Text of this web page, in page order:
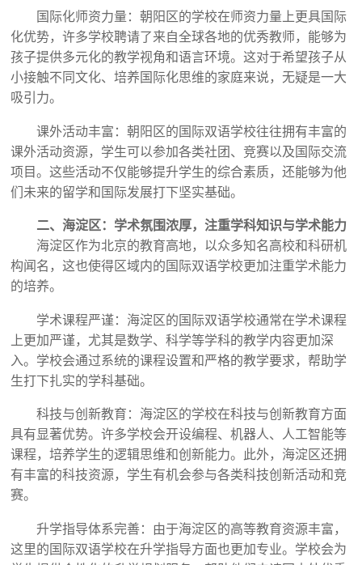
国际化师资力量：朝阳区的学校在师资力量上更具国际
化优势，许多学校聘请了来自全球各地的优秀教师，能够为
孩子提供多元化的教学视角和语言环境。这对于希望孩子从
小接触不同文化、培养国际化思维的家庭来说，无疑是一大
吸引力。
课外活动丰富：朝阳区的国际双语学校往往拥有丰富的
课外活动资源，学生可以参加各类社团、竞赛以及国际交流
项目。这些活动不仅能够提升学生的综合素质，还能够为他
们未来的留学和国际发展打下坚实基础。
二、海淀区：学术氛围浓厚，注重学科知识与学术能力
海淀区作为北京的教育高地，以众多知名高校和科研机
构闻名，这也使得区域内的国际双语学校更加注重学术能力
的培养。
学术课程严谨：海淀区的国际双语学校通常在学术课程
上更加严谨，尤其是数学、科学等学科的教学内容更加深
入。学校会通过系统的课程设置和严格的教学要求，帮助学
生打下扎实的学科基础。
科技与创新教育：海淀区的学校在科技与创新教育方面
具有显著优势。许多学校会开设编程、机器人、人工智能等
课程，培养学生的逻辑思维和创新能力。此外，海淀区还拥
有丰富的科技资源，学生有机会参与各类科技创新活动和竞
赛。
升学指导体系完善：由于海淀区的高等教育资源丰富，
这里的国际双语学校在升学指导方面也更加专业。学校会为